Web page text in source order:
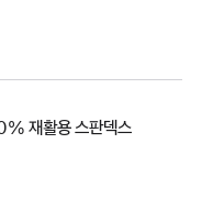
재활용 스판덱스